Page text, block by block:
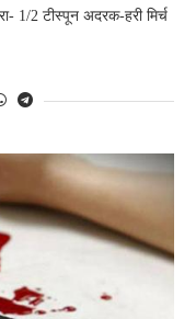
1/2 टीस्पून अदरक-हरी मिर्च